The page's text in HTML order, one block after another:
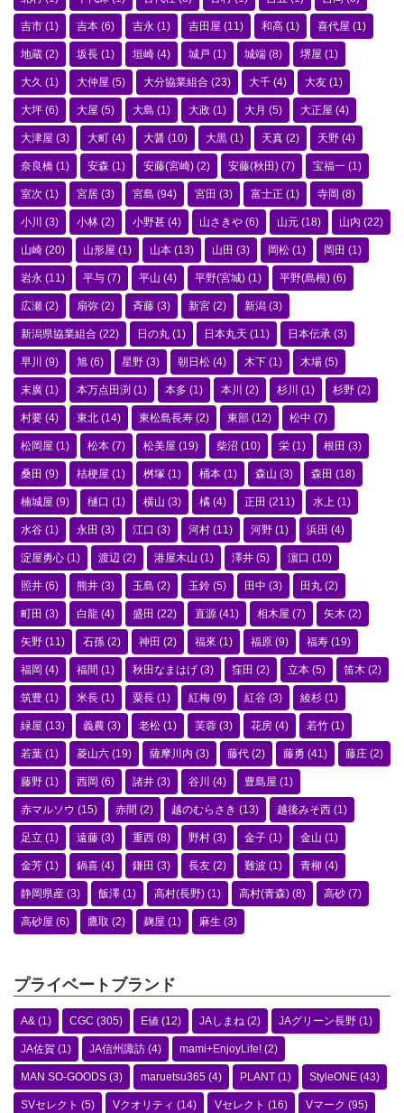
吉市 (1) 吉本 (6) 吉永 (1) 吉田屋 (11) 和高 (1) 喜代屋 (1)
地蔵 (2) 坂長 (1) 垣崎 (4) 城戸 (1) 城端 (8) 堺屋 (1)
大久 (1) 大仲屋 (5) 大分協業組合 (23) 大千 (4) 大友 (1)
大坪 (6) 大屋 (5) 大島 (1) 大政 (1) 大月 (5) 大正屋 (4)
大津屋 (3) 大町 (4) 大醤 (10) 大黒 (1) 天真 (2) 天野 (4)
奈良橋 (1) 安森 (1) 安藤(宮崎) (2) 安藤(秋田) (7) 宝福一 (1)
室次 (1) 宮居 (3) 宮島 (94) 宮田 (3) 富士正 (1) 寺岡 (8)
小川 (3) 小林 (2) 小野甚 (4) 山さきや (6) 山元 (18) 山内 (22)
山崎 (20) 山形屋 (1) 山本 (13) 山田 (3) 岡松 (1) 岡田 (1)
岩永 (11) 平与 (7) 平山 (4) 平野(宮城) (1) 平野(島根) (6)
広瀬 (2) 扇弥 (2) 斉藤 (3) 新宮 (2) 新潟 (3)
新潟県協業組合 (22) 日の丸 (1) 日本丸天 (11) 日本伝承 (3)
早川 (9) 旭 (6) 星野 (3) 朝日松 (4) 木下 (1) 木場 (5)
末廣 (1) 本万点田渕 (1) 本多 (1) 本川 (2) 杉川 (1) 杉野 (2)
村要 (4) 東北 (14) 東松島長寿 (2) 東部 (12) 松中 (7)
松岡屋 (1) 松本 (7) 松美屋 (19) 柴沼 (10) 栄 (1) 根田 (3)
桑田 (9) 桔梗屋 (1) 桝塚 (1) 桶本 (1) 森山 (3) 森田 (18)
楠城屋 (9) 樋口 (1) 横山 (3) 橘 (4) 正田 (211) 水上 (1)
水谷 (1) 永田 (3) 江口 (3) 河村 (11) 河野 (1) 浜田 (4)
淀屋勇心 (1) 渡辺 (2) 港屋木山 (1) 澤井 (5) 濵口 (10)
照井 (6) 熊井 (3) 玉島 (2) 玉鈴 (5) 田中 (3) 田丸 (2)
町田 (3) 白龍 (4) 盛田 (22) 直源 (41) 相木屋 (7) 矢木 (2)
矢野 (11) 石孫 (2) 神田 (2) 福來 (1) 福原 (9) 福寿 (19)
福岡 (4) 福間 (1) 秋田なまはげ (3) 窪田 (2) 立本 (5) 笛木 (2)
筑豊 (1) 米長 (1) 粟長 (1) 紅梅 (9) 紅谷 (3) 綾杉 (1)
緑屋 (13) 義農 (3) 老松 (1) 芙蓉 (3) 花房 (4) 若竹 (1)
若葉 (1) 菱山六 (19) 薩摩川内 (3) 藤代 (2) 藤勇 (41) 藤庄 (2)
藤野 (1) 西岡 (6) 諸井 (3) 谷川 (4) 豊島屋 (1)
赤マルソウ (15) 赤間 (2) 越のむらさき (13) 越後みそ西 (1)
足立 (1) 遠藤 (3) 重西 (8) 野村 (3) 金子 (1) 金山 (1)
金芳 (1) 鍋喜 (4) 鎌田 (3) 長友 (2) 難波 (1) 青柳 (4)
静岡県産 (3) 飯澤 (1) 高村(長野) (1) 高村(青森) (8) 高砂 (7)
高砂屋 (6) 鷹取 (2) 麹屋 (1) 麻生 (3)
プライベートブランド
A& (1) CGC (305) E値 (12) JAしまね (2) JAグリーン長野 (1)
JA佐賀 (1) JA信州諏訪 (4) mami+EnjoyLife! (2)
MAN SO-GOODS (3) maruetsu365 (4) PLANT (1) StyleONE (43)
SVセレクト (5) Vクオリティ (14) Vセレクト (16) Vマーク (95)